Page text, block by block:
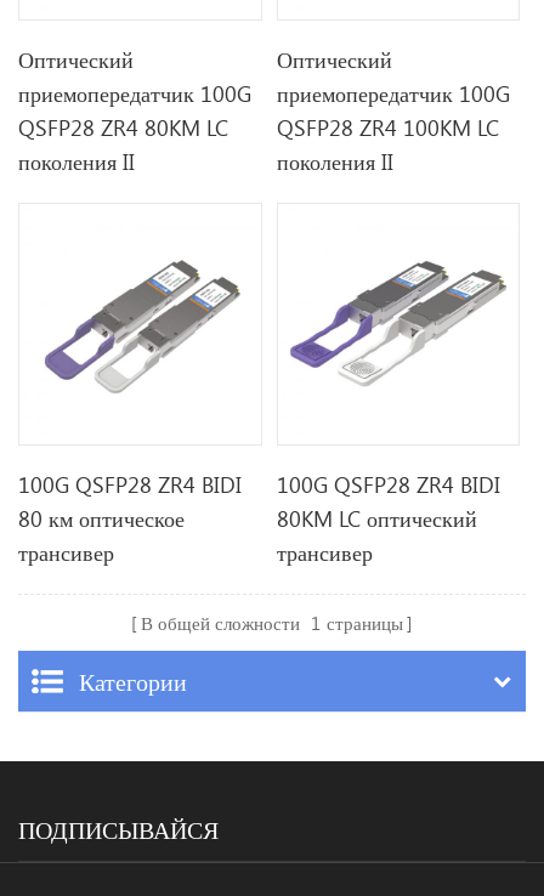
Оптический
приемопередатчик 100G
QSFP28 ZR4 80KM LC
поколения II
Оптический
приемопередатчик 100G
QSFP28 ZR4 100KM LC
поколения II
100G QSFP28 ZR4 BIDI
80 км оптическое
трансивер
100G QSFP28 ZR4 BIDI
80KM LC оптический
трансивер
В общей сложности 1 страницы
Категории
ПОДПИСЫВАЙСЯ